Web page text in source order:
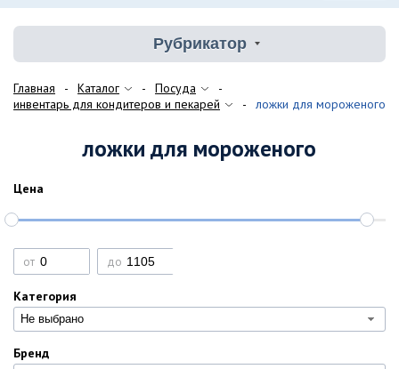
Рубрикатор
Главная Каталог
Посуда
инвентарь для кондитеров и пекарей
ложки для мороженого
ложки для мороженого
Цена
от до
Категория
Не выбрано
Бренд